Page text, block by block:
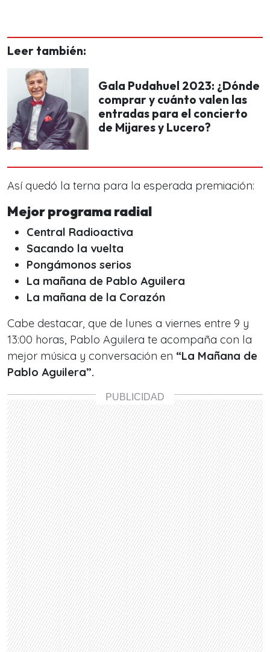
Leer también:
Gala Pudahuel 2023: ¿Dónde
comprar y cuánto valen las
entradas para el concierto
de Mijares y Lucero?
Así quedó la terna para la esperada premiación:
Mejor programa radial
Central Radioactiva
Sacando la vuelta
Pongámonos serios
La mañana de Pablo Aguilera
La mañana de la Corazón
Cabe destacar, que de lunes a viernes entre 9 y
13:00 horas, Pablo Aguilera te acompaña con la
mejor música y conversación en “La Mañana de
Pablo Aguilera”.